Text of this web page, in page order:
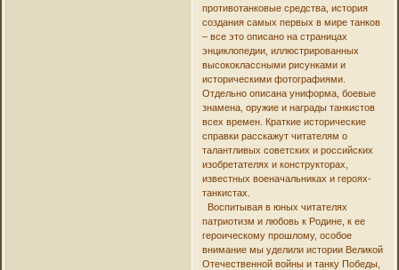
противотанковые средства, история
создания самых первых в мире танков
– все это описано на страницах
энциклопедии, иллюстрированных
высококлассными рисунками и
историческими фотографиями.
Отдельно описана униформа, боевые
знамена, оружие и награды танкистов
всех времен. Краткие исторические
справки расскажут читателям о
талантливых советских и российских
изобретателях и конструкторах,
известных военачальниках и героях-
танкистах.
Воспитывая в юных читателях
патриотизм и любовь к Родине, к ее
героическому прошлому, особое
внимание мы уделили истории Великой
Отечественной войны и танку Победы,